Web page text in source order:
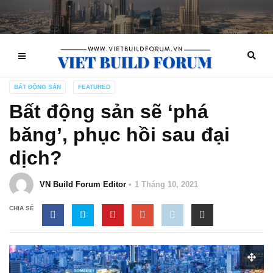
BẤT ĐỘNG SẢN FEATURED
Bất động sản sẽ ‘phá
băng’, phục hồi sau đại
dịch?
VN Build Forum Editor 1 Tháng 10, 2021
CHIA SẺ